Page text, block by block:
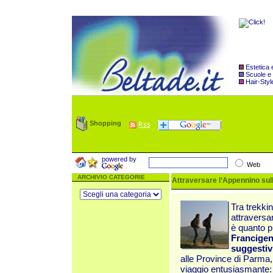
Estetica
Scuole e
Hair-
Shopping
powered by
Web
ARCHIVIO CATEGORIE Attraversare l’Appennino
Tra
è quanto
alle Province di
viaggio